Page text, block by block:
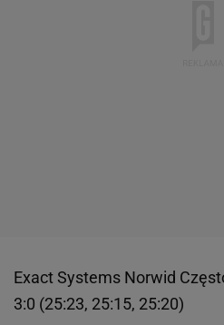
Exact Systems Norwid
3:0 (25:23, 25:15, 25:20)